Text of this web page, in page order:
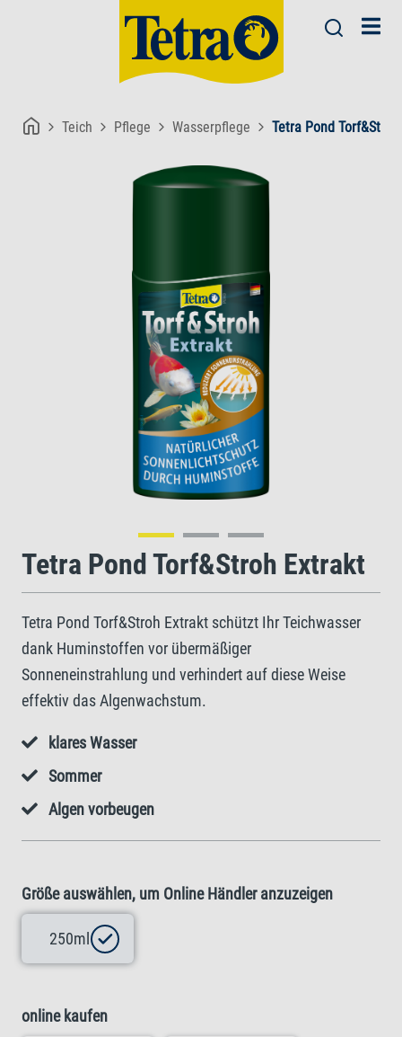
Teich Pflege Wasserpflege Tetra Pond
Tetra Pond Torf&Stroh Extrakt
Tetra Pond Torf&Stroh Extrakt schützt Ihr Teichwasser
dank Huminstoffen vor übermäßiger
Sonneneinstrahlung und verhindert auf diese Weise
effektiv das Algenwachstum.
klares Wasser
Sommer
Algen vorbeugen
Größe auswählen, um Online Händler anzuzeigen
250ml
online kaufen